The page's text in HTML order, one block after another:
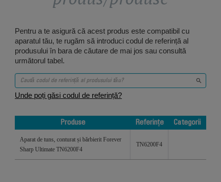
Pentru a te asigură că acest produs este compatibil cu
aparatul tău, te rugăm să introduci codul de referință al
produsului în bara de căutare de mai jos sau consultă
următorul tabel.
Unde poți găsi codul de referință?
Produse Referințe
Categorii
Aparat de tuns, conturat și bărbierit Forever
Sharp Ultimate TN6200F4
TN6200F4